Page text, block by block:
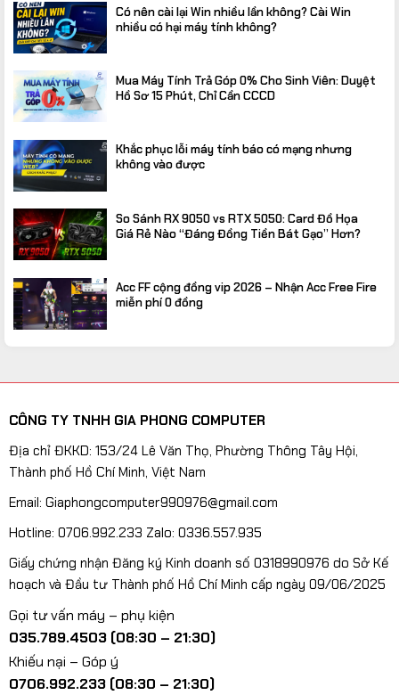
Có nên cài lại Win nhiều lần không? Cài Win
nhiều có hại máy tính không?
Mua Máy Tính Trả Góp 0% Cho Sinh Viên: Duyệt
Hồ Sơ 15 Phút, Chỉ Cần CCCD
Khắc phục lỗi máy tính báo có mạng nhưng
không vào được
So Sánh RX 9050 vs RTX 5050: Card Đồ Họa
Giá Rẻ Nào “Đáng Đồng Tiền Bát Gạo” Hơn?
Acc FF cộng đồng vip 2026 – Nhận Acc Free Fire
miễn phí 0 đồng
CÔNG TY TNHH GIA PHONG COMPUTER
Địa chỉ ĐKKD: 153/24 Lê Văn Thọ, Phường Thông Tây Hội,
Thành phố Hồ Chí Minh, Việt Nam
Email: Giaphongcomputer990976@gmail.com
Hotline: 0706.992.233 Zalo: 0336.557.935
Giấy chứng nhận Đăng ký Kinh doanh số 0318990976 do Sở Kế
hoạch và Đầu tư Thành phố Hồ Chí Minh cấp ngày 09/06/2025
Gọi tư vấn máy – phụ kiện
035.789.4503 (08:30 – 21:30)
Khiếu nại – Góp ý
0706.992.233 (08:30 – 21:30)